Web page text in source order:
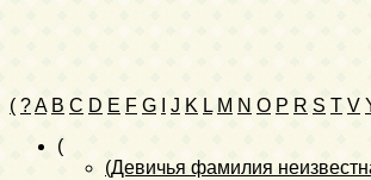
( ?A B C D E F G J K L M N O P R S T V
(
(Девичья фамилия